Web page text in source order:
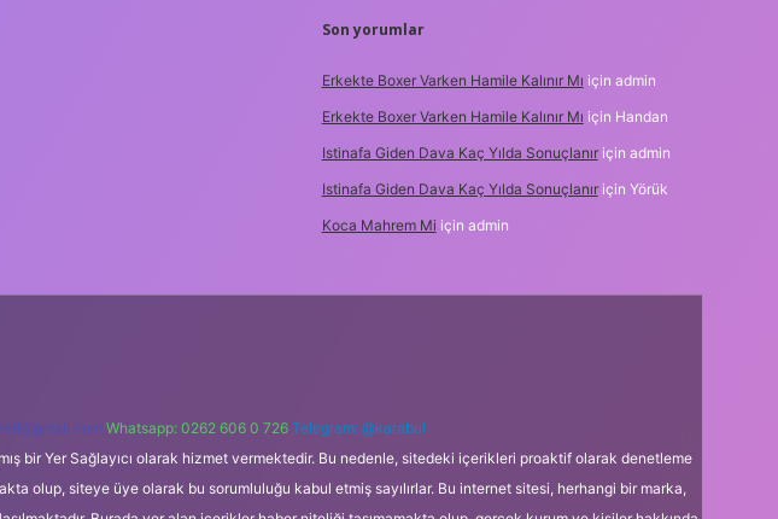
Son yorumlar
Erkekte Boxer Varken Hamile Kalınır Mı için admin
Erkekte Boxer Varken Hamile Kalınır Mı için Handan
Istinafa Giden Dava Kaç Yılda Sonuçlanıriçin admin
Istinafa Giden Dava Kaç Yılda Sonuçlanıriçin Yörük
Koca Mahrem Mi için admin
Whatsapp: 0262 606 0 726 Telegram: @karabul
bir Yer Sağlayıcı olarak hizmet vermektedir. Bu nedenle, sitedeki içerikleri proaktif olarak denetleme
olup, siteye üye olarak bu sorumluluğu kabul etmiş sayılırlar. Bu internet sitesi, herhangi bir marka,